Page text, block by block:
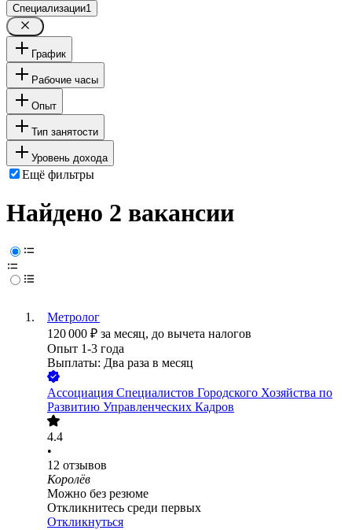
Специализации1
График
Рабочие часы
Опыт
Тип занятости
Уровень дохода
Ещё фильтры
Найдено 2 вакансии
Метролог
120 000 ₽ за месяц, до вычета налогов
Опыт 1-3 года
Выплаты: Два раза в месяц
Ассоциация Специалистов Городского Хозяйства по
Развитию Управленческих Кадров
4.4
•
12 отзывов
Королёв
Можно без резюме
Откликнитесь среди первых
Откликнуться